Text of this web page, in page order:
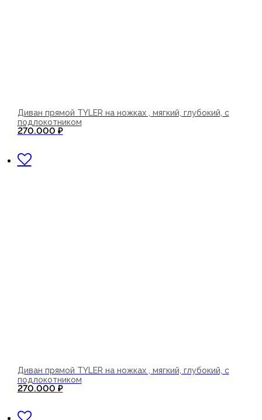
Диван прямой TYLER на ножках , мягкий, глубокий, с
подлокотником
270.000 ₽
Диван прямой TYLER на ножках , мягкий, глубокий, с
подлокотником
270.000 ₽